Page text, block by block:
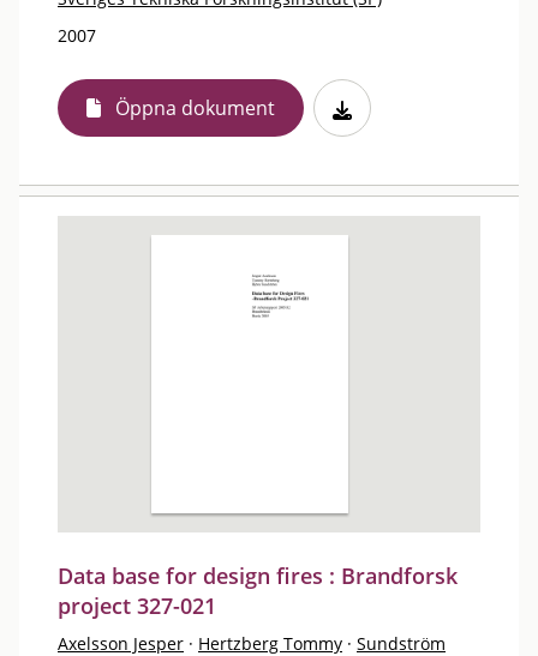
2007
Öppna dokument
Data base for design fires : Brandforsk
project 327-021
Axelsson Jesper · Hertzberg Tommy · Sundström